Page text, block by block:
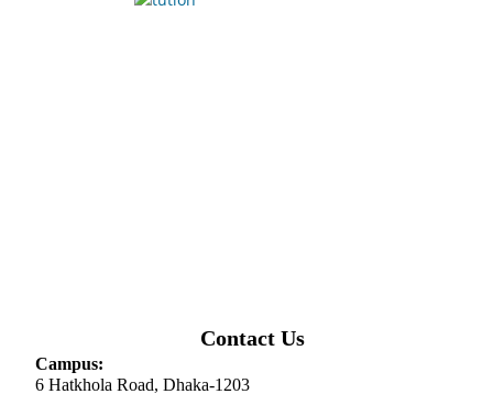
Contact Us
Campus:
6 Hatkhola Road, Dhaka-1203